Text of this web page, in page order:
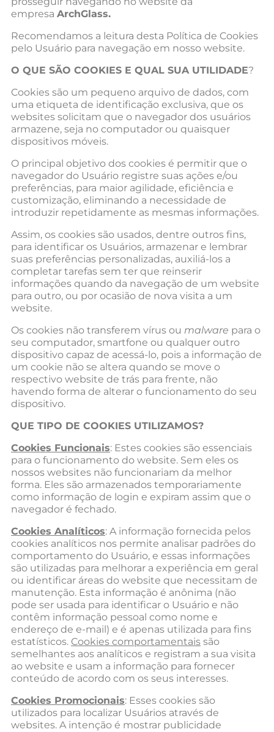
empresa ArchGlass.
Recomendamos a leitura desta Política de Cookies
pelo Usuário para navegação em nosso website.
O QUE SÃO COOKIES E QUAL SUA UTILIDADE?
Cookies são um pequeno arquivo de dados, com
uma etiqueta de identificação exclusiva, que os
websites solicitam que o navegador dos usuários
armazene, seja no computador ou quaisquer
dispositivos móveis.
O principal objetivo dos cookies é permitir que o
navegador do Usuário registre suas ações e/ou
preferências, para maior agilidade, eficiência e
customização, eliminando a necessidade de
introduzir repetidamente as mesmas informações.
Assim, os cookies são usados, dentre outros fins,
para identificar os Usuários, armazenar e lembrar
suas preferências personalizadas, auxiliá-los a
completar tarefas sem ter que reinserir
informações quando da navegação de um website
para outro, ou por ocasião de nova visita a um
website.
Os cookies não transferem vírus ou malware para o
seu computador, smartfone ou qualquer outro
dispositivo capaz de acessá-lo, pois a informação de
um cookie não se altera quando se move o
respectivo website de trás para frente, não
havendo forma de alterar o funcionamento do seu
dispositivo.
QUE TIPO DE COOKIES UTILIZAMOS?
Cookies Funcionais: Estes cookies são essenciais
para o funcionamento do website. Sem eles os
nossos websites não funcionariam da melhor
forma. Eles são armazenados temporariamente
como informação de login e expiram assim que o
navegador é fechado.
Cookies Analíticos: A informação fornecida pelos
cookies analíticos nos permite analisar padrões do
comportamento do Usuário, e essas informações
são utilizadas para melhorar a experiência em geral
ou identificar áreas do website que necessitam de
manutenção. Esta informação é anônima (não
pode ser usada para identificar o Usuário e não
contêm informação pessoal como nome e
endereço de e-mail) e é apenas utilizada para fins
estatísticos. Cookies comportamentais são
semelhantes aos analíticos e registram a sua visita
ao website e usam a informação para fornecer
conteúdo de acordo com os seus interesses.
Cookies Promocionais: Esses cookies são
utilizados para localizar Usuários através de
websites. A intenção é mostrar publicidade